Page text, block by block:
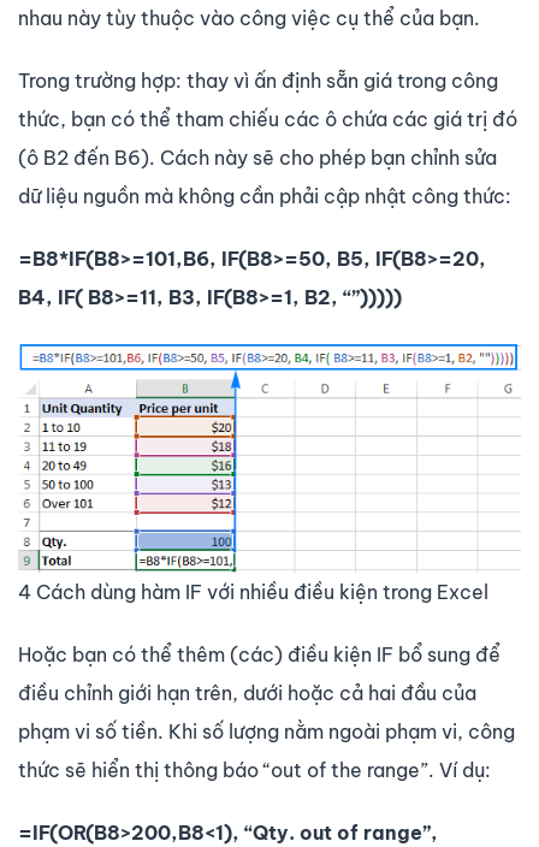
nhau này tùy thuộc vào công việc cụ thể của bạn.
Trong trường hợp: thay vì ấn định sẵn giá trong công
thức, bạn có thể tham chiếu các ô chứa các giá trị đó
(ô B2 đến B6). Cách này sẽ cho phép bạn chỉnh sửa
dữ liệu nguồn mà không cần phải cập nhật công thức:
=B8*IF(B8>=101,B6, IF(B8>=50, B5, IF(B8>=20,
B4, IF( B8>=11, B3, IF(B8>=1, B2, “”)))))
4 Cách dùng hàm IF với nhiều điều kiện trong Excel
Hoặc bạn có thể thêm (các) điều kiện IF bổ sung để
điều chỉnh giới hạn trên, dưới hoặc cả hai đầu của
phạm vi số tiền. Khi số lượng nằm ngoài phạm vi, công
thức sẽ hiển thị thông báo “out of the range”. Ví dụ:
=IF(OR(B8>200,B8<1), “Qty. out of range”,